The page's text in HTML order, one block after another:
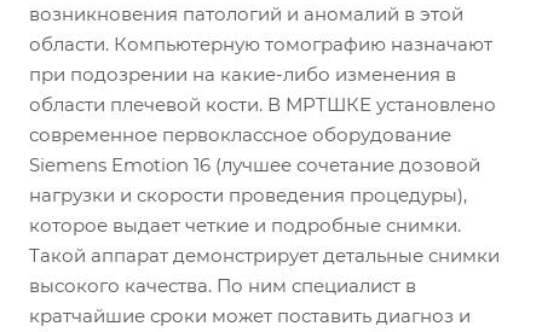
возникновения патологий и аномалий в этой
области. Компьютерную томографию назначают
при подозрении на какие-либо изменения в
области плечевой кости. В МРТШКЕ установлено
современное первоклассное оборудование
Siemens Emotion 16 (лучшее сочетание дозовой
нагрузки и скорости проведения процедуры),
которое выдает четкие и подробные снимки.
Такой аппарат демонстрирует детальные снимки
высокого качества. По ним специалист в
кратчайшие сроки может поставить диагноз и